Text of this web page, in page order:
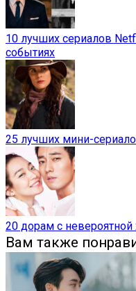
10 лучших сериалов
событиях
25 лучших мини-
20 дорам с
Вам также